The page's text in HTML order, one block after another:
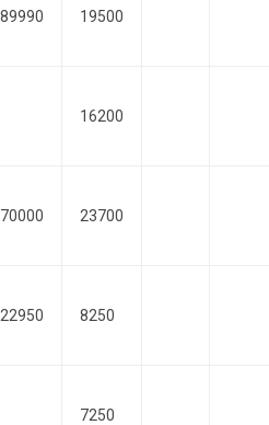
89990 19500
16200
70000 23700
22950 8250
7250